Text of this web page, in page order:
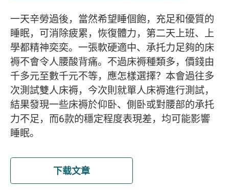
一天辛勞過後，當然希望睡個飽，充足和優質的
睡眠，可消除疲累，恢復體力，第二天上班、上
學都精神奕奕。一張軟硬適中、承托力足夠的床
褥不會令人腰酸背痛。不過床褥種類多，價錢由
千多元至數千元不等，應怎樣選擇？本會過往多
次測試雙人床褥，今次則就單人床褥進行測試，
結果發現一些床褥於仰卧、側卧或對腰部的承托
力不足，而6款的穩定程度表現差，均可能影響
睡眠。
下载文章